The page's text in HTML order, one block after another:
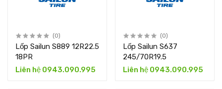
(0)
Lốp Sailun S889 12R22.5
18PR
Liên hệ 0943.090.995
(0)
Lốp Sailun S637
245/70R19.5
Liên hệ 0943.090.995